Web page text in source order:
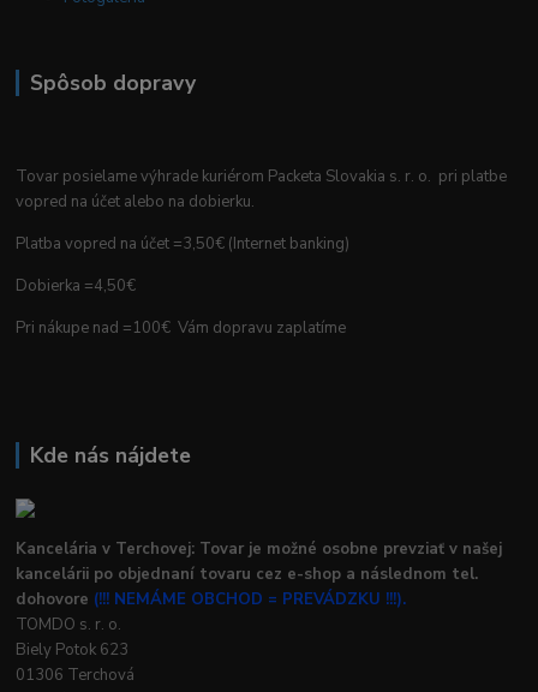
Spôsob dopravy
Tovar posielame výhrade kuriérom Packeta Slovakia s. r. o. pri platbe
vopred na účet alebo na dobierku.
Platba vopred na účet =3,50€ (Internet banking)
Dobierka =4,50€
Pri nákupe nad =100€ Vám dopravu zaplatíme
Kde nás nájdete
Kancelária v Terchovej: Tovar je možné osobne prevziať v našej
kancelárii po objednaní tovaru cez e-shop a následnom tel.
dohovore (!!! NEMÁME OBCHOD = PREVÁDZKU !!!).
TOMDO s. r. o.
Biely Potok 623
01306 Terchová